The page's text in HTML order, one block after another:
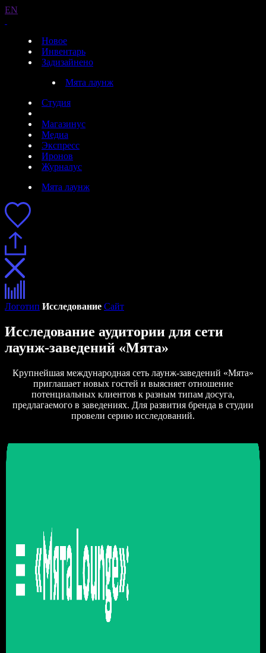
EN
Новое
Инвентарь
Задизайнено
Мята лаунж
Студия
Магазинус
Медиа
Экспресс
Иронов
Журналус
Мята лаунж
Логотип Исследование Сайт
Исследование аудитории для сети
лаунж-заведений «Мята»
Крупнейшая международная сеть лаунж-заведений «Мята»
приглашает новых гостей и выясняет отношение
потенциальных клиентов к разным типам досуга,
предлагаемого в заведениях. Для развития бренда в студии
провели серию исследований.